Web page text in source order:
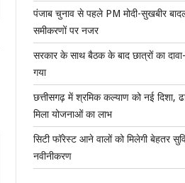
पंजाब चुनाव से पहले PM मोदी-सुखबीर
समीकरणों पर नजर
सरकार के साथ बैठक के बाद छात्रों का दावा-
गया
छत्तीसगढ़ में श्रमिक कल्याण को नई दिशा,
मिला योजनाओं का लाभ
सिटी फॉरेस्ट आने वालों को मिलेगी बेहतर
नवीनीकरण